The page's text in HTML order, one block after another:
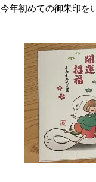
今年初めての御朱印を